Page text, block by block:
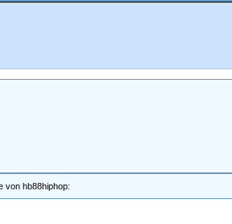
von hb88hiphop: